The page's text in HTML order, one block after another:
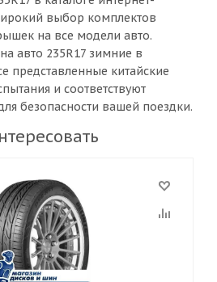
выбор комплектов
на все модели авто.
авто 235R17 зимние в
представленные китайские
и соответствуют
безопасности вашей поездки.